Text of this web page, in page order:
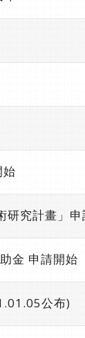
始
研究計畫」
金 申請開始
公布)